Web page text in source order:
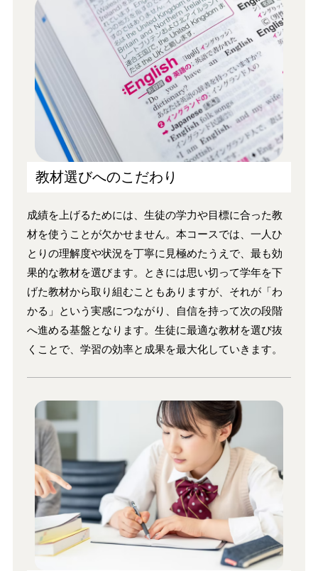
教材選びへのこだわり
成績を上げるためには、生徒の学力や目標に合った教
材を使うことが欠かせません。本コースでは、一人ひ
とりの理解度や状況を丁寧に見極めたうえで、最も効
果的な教材を選びます。ときには思い切って学年を下
げた教材から取り組むこともありますが、それが「わ
かる」という実感につながり、自信を持って次の段階
へ進める基盤となります。生徒に最適な教材を選び抜
くことで、学習の効率と成果を最大化していきます。